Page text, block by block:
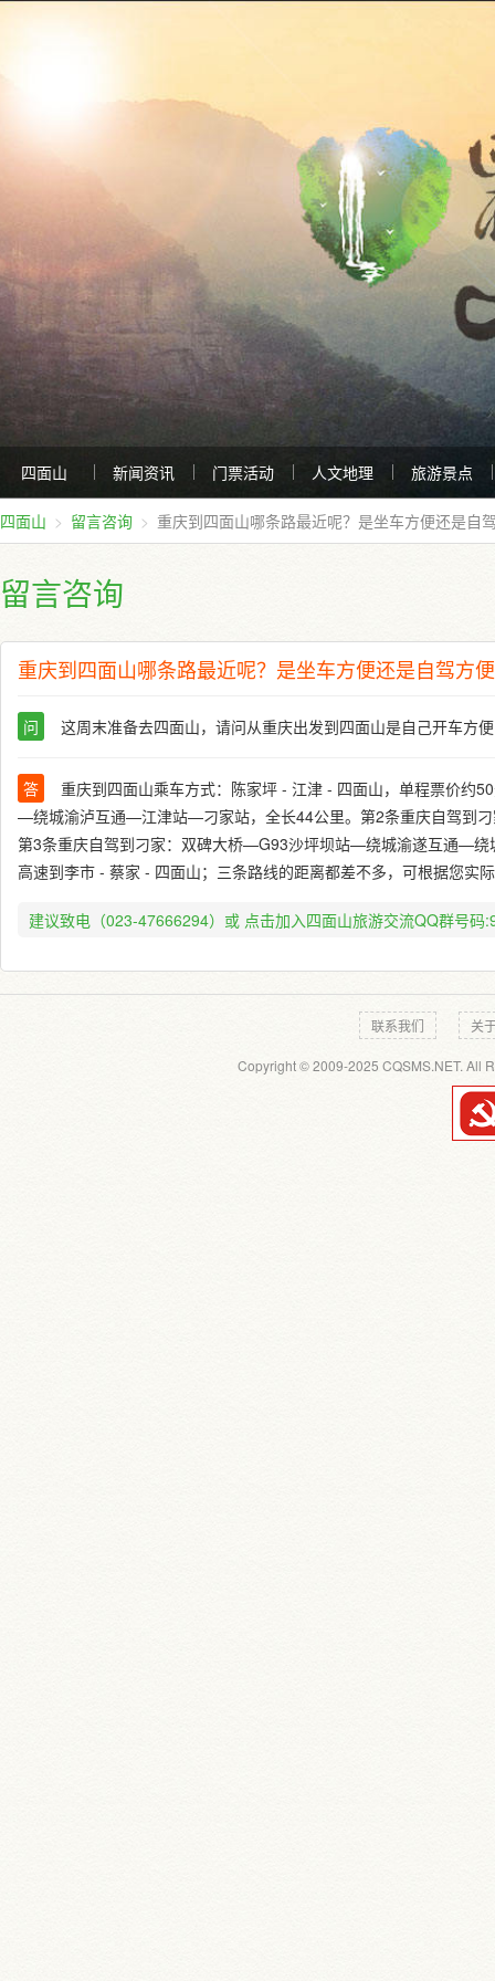
四面山 新闻资讯 门票活动 人文地理 旅游景点
四面山 留言咨询 重庆到四面山哪条路最近呢？是坐车方便还是自
留言咨询
重庆到四面山哪条路最近呢？是坐车方便还是自驾方
问 这周末准备去四面山，请问从重庆出发到四面山是自己开车方
答
重庆到四面山乘车方式：陈家坪 - 江津 - 四面山，单程票价约
—绕城渝泸互通—江津站—刁家站，全长44公里。第2条重庆自驾到
第3条重庆自驾到刁家：双碑大桥—G93沙坪坝站—绕城渝遂互通—
高速到李市 - 蔡家 - 四面山；三条路线的距离都差不多，可根据您实
建议致电（023-47666294）或 点击加入四面山旅游交流QQ群号码
联系我们 关
Copyright © 2009-2025 CQSMS.NET. All